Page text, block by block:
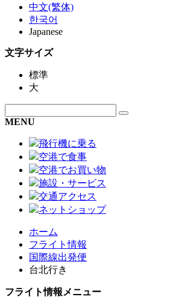
中文(繁体)
한국어
Japanese
文字サイズ
標準
大
MENU
飛行機に乗る
空港で食事
空港でお買い物
施設・サービス
交通アクセス
ネットショップ
ホーム
フライト情報
国際線出発便
台北行き
フライト情報メニュー